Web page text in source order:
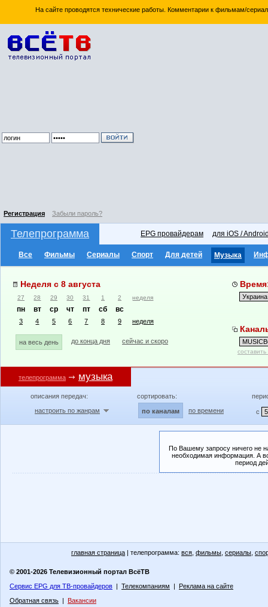
На сайте проводятся технические работы. Комментарии к фильмам/
Регистрация Забыли пароль?
Телепрограмма EPG провайдерам для iOS /
Все Фильмы Сериалы Спорт Для детей Музыка
Неделя с 8 августа
27 28 29 30 31 1 2 неделя
пн вт ср чт пт сб вс
3 4 5 6 7 8 9 неделя
на весь день до конца дня сейчас и скоро
телепрограмма музыка
описания передач:
настроить по жанрам
сортировать:
по каналам по времени с
По Вашему запросу ничего не
необходимая информация. А
период
главная страница | телепрограмма: вся фильмы сериалы
© 2001-2026 Телевизионный портал ВсёТВ
Сервис EPG для ТВ-провайдеров | Телекомпаниям | Реклама на сайте
Обратная связь | Вакансии